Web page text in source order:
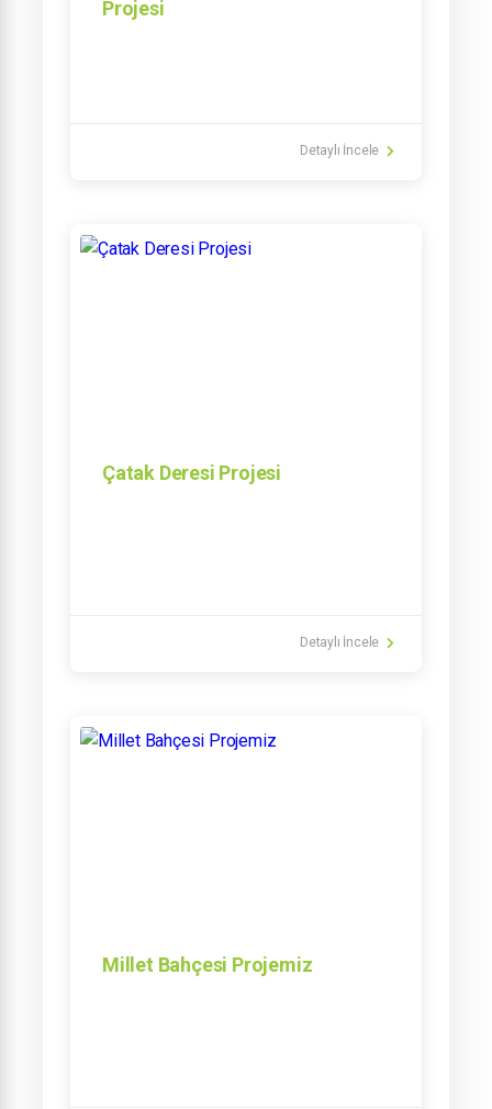
Projesi
Detaylı İncele
Çatak Deresi Projesi
Detaylı İncele
Millet Bahçesi Projemiz